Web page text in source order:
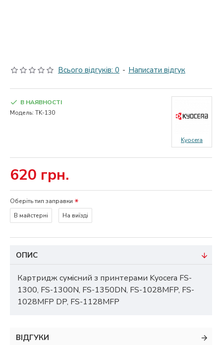
Всього відгуків: 0 - Написати відгук
620 грн.
В НАЯВНОСТІ
Модель: TK-130
Kyocera
Оберіть тип заправки
В майстерні
На виїзді
ОПИС
Картридж сумісний з принтерами Kyocera FS-
1300, FS-1300N, FS-1350DN, FS-1028MFP, FS-
1028MFP DP, FS-1128MFP
ВІДГУКИ